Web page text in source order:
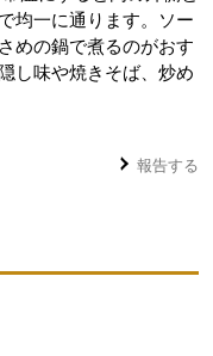
均一に通ります。ソー
めの鍋で煮るのがおす
し味や焼きそば、炒め
報告する